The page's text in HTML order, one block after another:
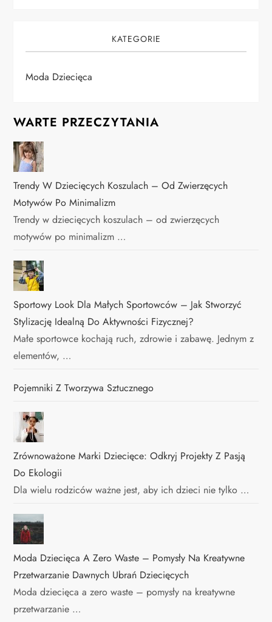
KATEGORIE
Moda Dziecięca
WARTE PRZECZYTANIA
Trendy W Dziecięcych Koszulach – Od Zwierzęcych
Motywów Po Minimalizm
Trendy w dziecięcych koszulach – od zwierzęcych
motywów po minimalizm …
Sportowy Look Dla Małych Sportowców – Jak Stworzyć
Stylizację Idealną Do Aktywności Fizycznej?
Małe sportowce kochają ruch, zdrowie i zabawę. Jednym z
elementów, …
Pojemniki Z Tworzywa Sztucznego
Zrównoważone Marki Dziecięce: Odkryj Projekty Z Pasją
Do Ekologii
Dla wielu rodziców ważne jest, aby ich dzieci nie tylko …
Moda Dziecięca A Zero Waste – Pomysły Na Kreatywne
Przetwarzanie Dawnych Ubrań Dziecięcych
Moda dziecięca a zero waste – pomysły na kreatywne
przetwarzanie …